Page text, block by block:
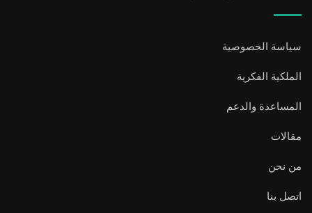
سياسة الخصوصية
الملكية الفكرية
المساعدة والدعم
مقالات
من نحن
اتصل بنا